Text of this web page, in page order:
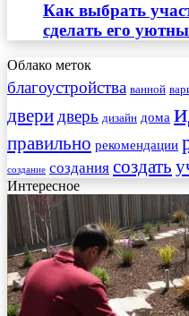
Как выбрать
сделать его
Облако меток
благоустройства ванной
двери дверь дизайн дома
правильно рекомендации
создание создания создать
Интересное